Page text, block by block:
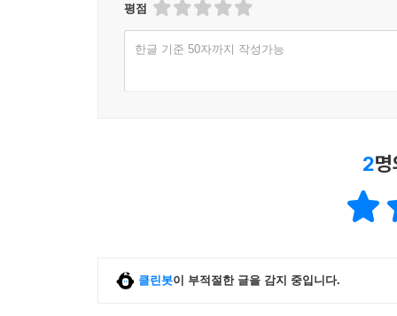
인물도 있다. 샛노란 피부, 엄청나게 큰 눈, 반들
질질 끌며 도넛과 맥주를 자식처럼 끼고 사는 중년
어떤가? “교육이 어떻게 날 더 똑똑하게 해준다
들었을 때 운전하는 법 다 까먹은 거 기억나지?” (
의미다.”) 호머는 이런 말도 했다. “애들은 정말
“자본주의라는 기계가 노동자의 피를 기름칠해서
평점
한글 기준 50자까지 작성가능
2
클린봇이 부적절한 글을 감지 중입니다.